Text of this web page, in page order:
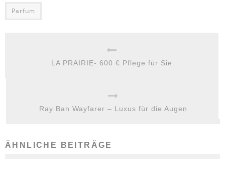
Parfum
LA PRAIRIE- 600 € Pflege für Sie
Ray Ban Wayfarer – Luxus für die Augen
ÄHNLICHE BEITRÄGE